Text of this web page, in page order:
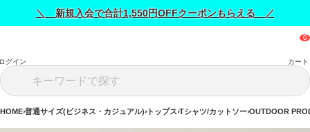
＼ 新規入会で合計1,550円OFFクーポンもらえる ／
グイン カート
HOME 普通サイズ(ビジネス・カジュアル) トップス Tシャツ/カットソー OUTDOOR